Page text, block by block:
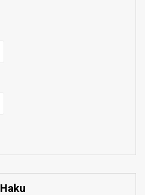
Haku